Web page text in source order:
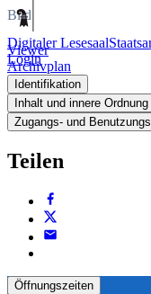
Digitaler Lesesaal
Login
Bild
Viewer
Archivplan
Identifikation
Inhalt und innere Ordnung
Zugangs- und
Teilen
Öffnungszeiten